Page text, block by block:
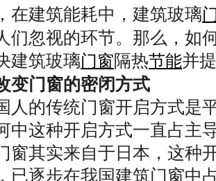
建筑能耗中，建筑玻璃
们忽视的环节。那么，如
建筑玻璃门窗隔热节能并
变门窗的密闭方式
的传统门窗开启方式是
中这种开启方式一直占主
窗其实来自于日本，这种
已逐步在我国建筑门窗中